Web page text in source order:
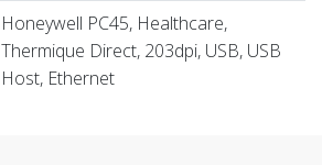
Honeywell PC45, Healthcare,
Thermique Direct, 203dpi, USB, USB
Host, Ethernet